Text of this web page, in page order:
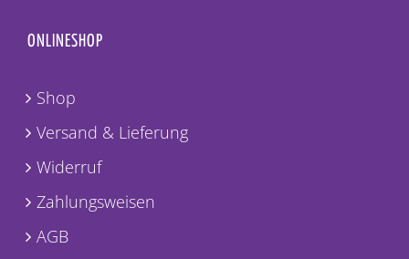
ONLINESHOP
Shop
Versand & Lieferung
Widerruf
Zahlungsweisen
AGB